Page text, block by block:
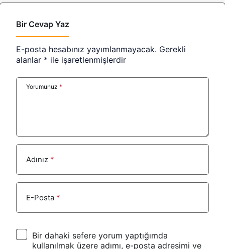
Bir Cevap Yaz
E-posta hesabınız yayımlanmayacak. Gerekli
alanlar * ile işaretlenmişlerdir
Yorumunuz *
Adınız *
E-Posta *
Bir dahaki sefere yorum yaptığımda
kullanılmak üzere adımı, e-posta adresimi ve